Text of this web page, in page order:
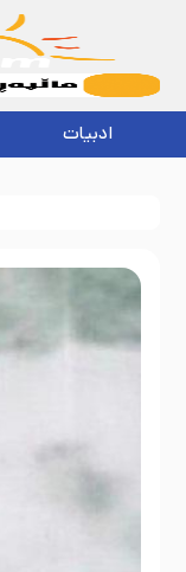
ادبیات